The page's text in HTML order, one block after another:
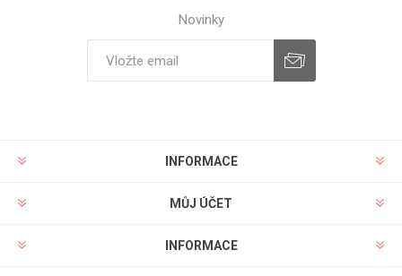
Novinky
INFORMACE
MŮJ ÚČET
INFORMACE